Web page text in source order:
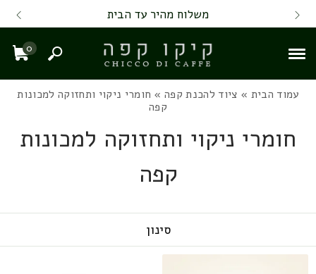
Skip to Content
Contact Us משלוח מהיר עד הבית
0
חיפוש
עמוד הבית » ציוד להכנת קפה» חומרי ניקוי ותחזוקה למכונות
קפה
חומרי ניקוי ותחזוקה למכונות
קפה
סינון
Back top top